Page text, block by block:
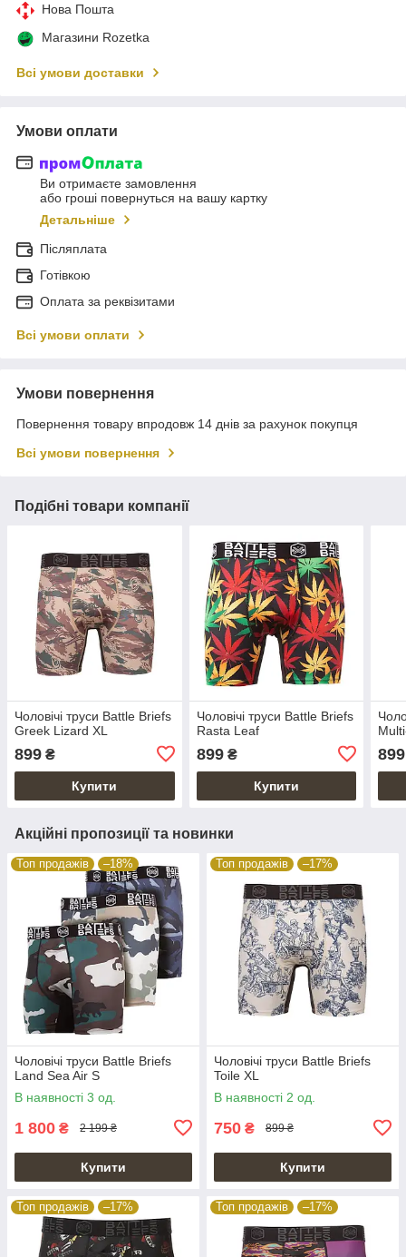
Нова Пошта
Магазини Rozetka
Всі умови доставки
Умови оплати
Ви отримаєте замовлення
або гроші повернуться на вашу картку
Детальніше
Післяплата
Готівкою
Оплата за реквізитами
Всі умови оплати
Умови повернення
Повернення товару впродовж 14 днів за рахунок покупця
Всі умови повернення
Подібні товари компанії
Чоловічі труси Battle Briefs
Greek Lizard XL
899 ₴
Купити
Чоловічі труси Battle Briefs
Rasta Leaf
899₴
Купити
899
Акційні пропозиції та новинки
Топ продажів –18%
Чоловічі труси Battle Briefs
Land Sea Air S
В наявності 3 од.
1 800 ₴ 2 199 ₴
Купити
Топ продажів –17%
Чоловічі труси Battle Briefs
Toile XL
В наявності 2 од.
750 ₴ 899 ₴
Купити
Топ продажів –17% Топ продажів –17%